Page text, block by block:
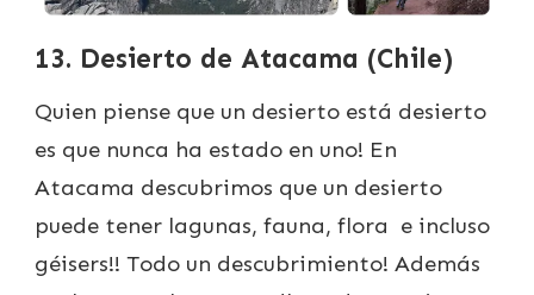
13. Desierto de Atacama (Chile)
Quien piense que un desierto está desierto
es que nunca ha estado en uno! En
Atacama descubrimos que un desierto
puede tener lagunas, fauna, flora e incluso
géisers!! Todo un descubrimiento! Además